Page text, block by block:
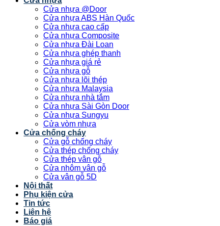
Cửa nhựa @Door
Cửa nhựa ABS Hàn Quốc
Cửa nhựa cao cấp
Cửa nhựa Composite
Cửa nhựa Đài Loan
Cửa nhựa ghép thanh
Cửa nhựa giá rẻ
Cửa nhựa gỗ
Cửa nhựa lõi thép
Cửa nhựa Malaysia
Cửa nhựa nhà tắm
Cửa nhựa Sài Gòn Door
Cửa nhựa Sungyu
Cửa vòm nhựa
Cửa chống cháy
Cửa gỗ chống cháy
Cửa thép chống cháy
Cửa thép vân gỗ
Cửa nhôm vân gỗ
Cửa vân gỗ 5D
Nội thất
Phụ kiện cửa
Tin tức
Liên hệ
Báo giá